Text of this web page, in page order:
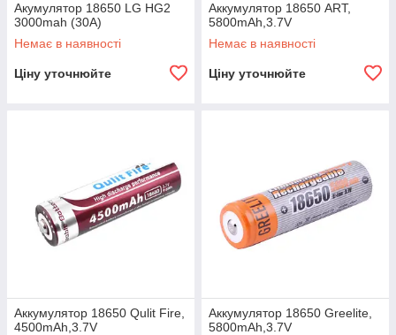
Акумулятор 18650 LG HG2
3000mah (30A)
Немає в наявності
Ціну уточнюйте
Аккумулятор 18650 ART,
5800mAh,3.7V
Немає в наявності
Ціну уточнюйте
Аккумулятор 18650 Qulit Fire,
4500mAh,3.7V
Аккумулятор 18650 Greelite,
5800mAh,3.7V